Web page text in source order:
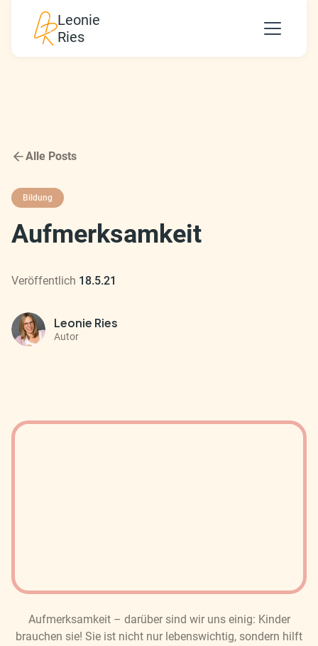
Leonie
Ries
Alle Posts
Bildung
Aufmerksamkeit
Veröffentlich 18.5.21
Leonie Ries
Autor
Aufmerksamkeit – darüber sind wir uns einig: Kinder
brauchen sie! Sie ist nicht nur lebenswichtig, sondern hilft